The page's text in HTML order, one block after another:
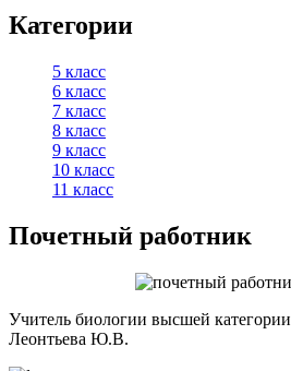
Категории
5 класс
6 класс
7 класс
8 класс
9 класс
10 класс
11 класс
Почетный работник
Учитель биологии высшей категории
Леонтьева Ю.В.